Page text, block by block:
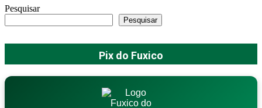
Pesquisar
Pesquisar
Pix do Fuxico